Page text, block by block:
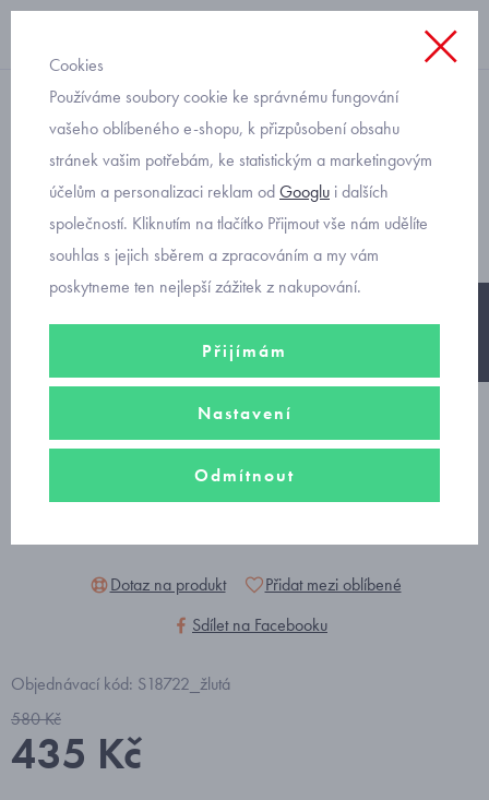
s krátkým rukávem
žlutá dívčí halenka s
madeirou Mayoral 3133-41
Dotaz na produkt
Přidat mezi oblíbené
Sdílet na Facebooku
Objednávací kód: S18722_žlutá
580 Kč
435 Kč
Cookies
Používáme soubory cookie ke správnému fungování
vašeho oblíbeného e-shopu, k přizpůsobení obsahu
stránek vašim potřebám, ke statistickým a marketingovým
účelům a personalizaci reklam odGooglu i dalších
společností. Kliknutím na tlačítko Přijmout vše nám udělíte
souhlas s jejich sběrem a zpracováním a my vám
poskytneme ten nejlepší zážitek z nakupování.
Přijímám
Nastavení
Odmítnout